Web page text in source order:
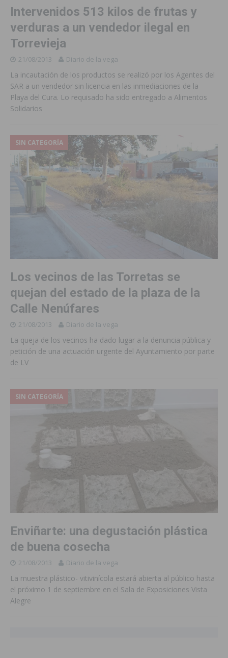
Intervenidos 513 kilos de frutas y
verduras a un vendedor ilegal en
Torrevieja
21/08/2013 Diario de la vega
La incautación de los productos se realizó por los Agentes del
SAR a un vendedor sin licencia en las inmediaciones de la
Playa del Cura. Lo requisado ha sido entregado a Alimentos
Solidarios
SIN CATEGORÍA
Los vecinos de las Torretas se
quejan del estado de la plaza de la
Calle Nenúfares
21/08/2013 Diario de la vega
La queja de los vecinos ha dado lugar a la denuncia pública y
petición de una actuación urgente del Ayuntamiento por parte
de LV
SIN CATEGORÍA
Enviñarte: una degustación plástica
de buena cosecha
21/08/2013 Diario de la vega
La muestra plástico- vitivinícola estará abierta al público hasta
el próximo 1 de septiembre en el Sala de Exposiciones Vista
Alegre